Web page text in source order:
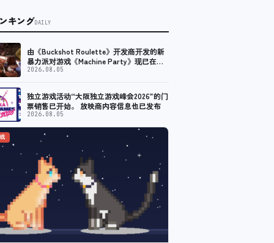
キングDAILY
由《Buckshot Roulette》开发商开发的新
暴力派对游戏《Machine Party》现已在
Steam上线。
2026.08.05
独立游戏活动“大阪独立游戏峰会2026”的门
票销售已开始。 放映商内容信息也已发布
2026.08.05